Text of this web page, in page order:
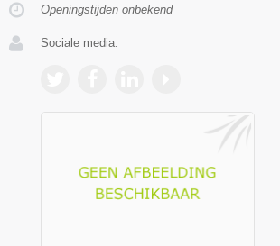
Openingstijden onbekend
Sociale media: